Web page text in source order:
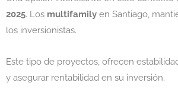
2025. Los multifamily en Santiago,
los inversionistas.
Este tipo de proyectos, ofrecen
y asegurar rentabilidad en su inversión.